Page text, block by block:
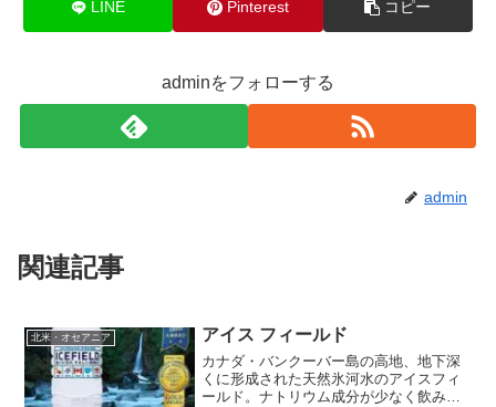
LINE Pinterest コピー
adminをフォローする
admin
関連記事
北米・オセアニア アイス フィールド
カナダ・バンクーバー島の高地、地下深
くに形成された天然氷河水のアイスフィ
ールド。ナトリウム成分が少なく飲みや